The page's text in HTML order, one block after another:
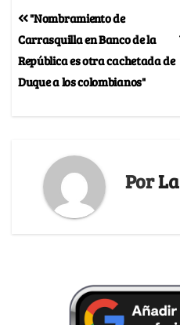
"Nombramiento de
Carrasquilla en Banco de la
República es otra cachetada de
Duque a los colombianos"
Por